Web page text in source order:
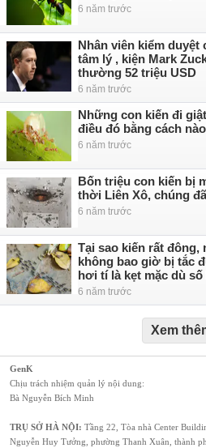
6 năm trước
Nhân viên kiểm duyệt
tâm lý , kiện Mark
thường 52 triệu USD
6 năm trước
Những con kiến đi
điều đó bằng cách
6 năm trước
Bốn triệu con kiến bị
thời Liên Xô, chúng
6 năm trước
Tại sao kiến rất
không bao giờ bị tắc
hơi tí là kẹt mặc dù
6 năm trước
Xem
GenK
Chịu trách nhiệm quản lý nội dung:
Bà Nguyễn Bích Minh
TRỤ SỞ HÀ NỘI: Tầng 22, Tòa nhà Center
Nguyễn Huy Tưởng, phường Thanh Xuân, thành